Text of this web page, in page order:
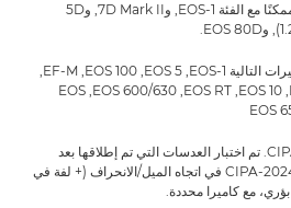
¹ يكون التركيز البؤري التلقائي ممكنًا مع الفئة EOS-1, و7D Mark II, و5D
¹ لن يعمل مثبت الصور مع الكاميرات التالية EOS-1, ‏EOS 5, ‏EOS 100, ‏EF-M,
‏EOS 1000/F/n/Fn, ‏EOS 700, ‏EOS 10, ‏EOS RT, ‏EOS 600/630, ‏EOS
تم الاختبار وفقًا لمعايير CIPA. تم اختبار العدسات التي تم إطلاقها بعد
يوليو 2024 وفقًا لمعيار CIPA-2024 في اتجاه الميل/الانحراف (+ لفة في